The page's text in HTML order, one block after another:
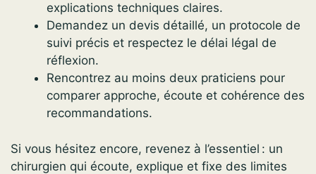
explications techniques claires.
Demandez un devis détaillé, un protocole de
suivi précis et respectez le délai légal de
réflexion.
Rencontrez au moins deux praticiens pour
comparer approche, écoute et cohérence des
recommandations.
Si vous hésitez encore, revenez à l’essentiel : un
chirurgien qui écoute, explique et fixe des limites